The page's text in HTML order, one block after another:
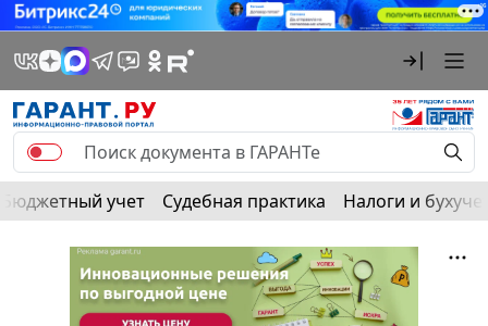
Бюджетный учет Судебная практика Налоги и